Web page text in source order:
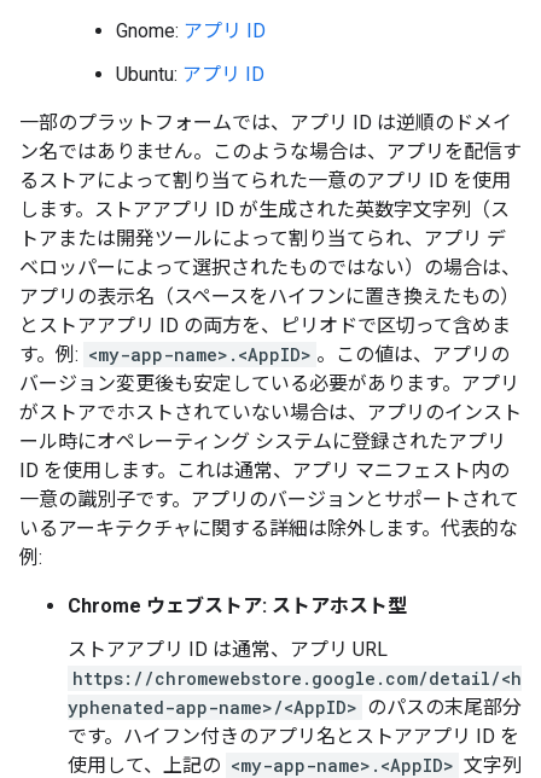
Gnome: アプリ ID
Ubuntu: アプリ ID
一部のプラットフォームでは、アプリ ID は逆順のドメイ
ン名ではありません。このような場合は、アプリを配信す
るストアによって割り当てられた一意のアプリ ID を使用
します。ストアアプリ ID が生成された英数字文字列（ス
トアまたは開発ツールによって割り当てられ、アプリ デ
ベロッパーによって選択されたものではない）の場合は、
アプリの表示名（スペースをハイフンに置き換えたもの）
とストアアプリ ID の両方を、ピリオドで区切って含めま
す。例: <my-app-name>.<AppID> 。この値は、アプリの
バージョン変更後も安定している必要があります。アプリ
がストアでホストされていない場合は、アプリのインスト
ール時にオペレーティング システムに登録されたアプリ
ID を使用します。これは通常、アプリ マニフェスト内の
一意の識別子です。アプリのバージョンとサポートされて
いるアーキテクチャに関する詳細は除外します。代表的な
例:
Chrome ウェブストア: ストアホスト型
ストアアプリ ID は通常、アプリ URL
https://chromewebstore.google.com/detail/<h
yphenated-app-name>/<AppID> のパスの末尾部分
です。ハイフン付きのアプリ名とストアアプリ ID を
使用して、上記の <my-app-name>.<AppID> 文字列